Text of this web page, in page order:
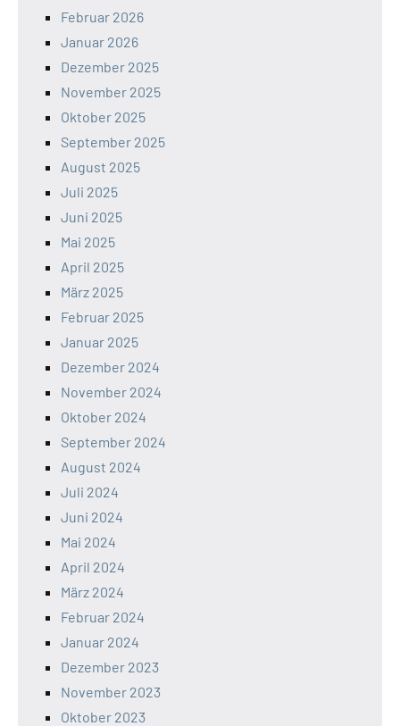
Februar 2026
Januar 2026
Dezember 2025
November 2025
Oktober 2025
September 2025
August 2025
Juli 2025
Juni 2025
Mai 2025
April 2025
März 2025
Februar 2025
Januar 2025
Dezember 2024
November 2024
Oktober 2024
September 2024
August 2024
Juli 2024
Juni 2024
Mai 2024
April 2024
März 2024
Februar 2024
Januar 2024
Dezember 2023
November 2023
Oktober 2023